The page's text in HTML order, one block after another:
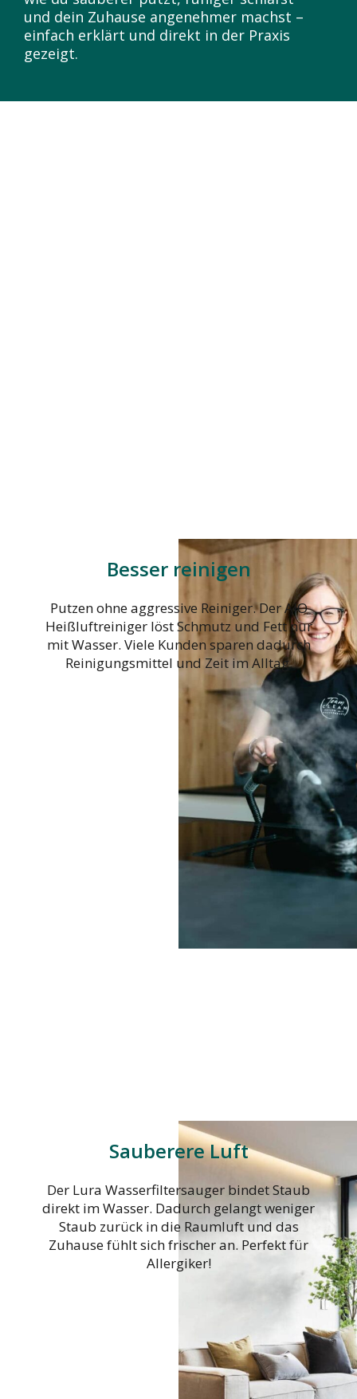
und dein Zuhause angenehmer machst –
einfach erklärt und direkt in der Praxis
gezeigt.
Besser reinigen
Putzen ohne aggressive Reiniger. Der AIO
Heißluftreiniger löst Schmutz und Fett nur
mit Wasser. Viele Kunden sparen dadurch
Reinigungsmittel und Zeit im Alltag.
Sauberere Luft
Der Lura Wasserfiltersauger bindet Staub
direkt im Wasser. Dadurch gelangt weniger
Staub zurück in die Raumluft und das
Zuhause fühlt sich frischer an. Perfekt für
Allergiker!